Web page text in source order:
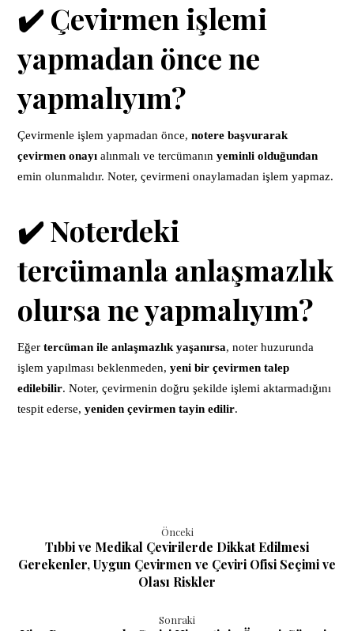
✔️ Çevirmen işlemi
yapmadan önce ne
yapmalıyım?
Çevirmenle işlem yapmadan önce,notere başvurarak
çevirmen onayı alınmalı ve tercümanınyeminli olduğundan
emin olunmalıdır. Noter, çevirmeni onaylamadan işlem yapmaz.
✔️ Noterdeki
tercümanla anlaşmazlık
olursa ne yapmalıyım?
Eğertercüman ile anlaşmazlık yaşanırsa, noter huzurunda
işlem yapılması beklenmeden,yeni bir çevirmen talep
edilebilir. Noter, çevirmenin doğru şekilde işlemi aktarmadığını
tespit ederse,yeniden çevirmen tayin edilir.
Önceki
Tıbbi ve Medikal Çevirilerde Dikkat Edilmesi
Gerekenler, Uygun Çevirmen ve Çeviri Ofisi Seçimi ve
Olası Riskler
Sonraki